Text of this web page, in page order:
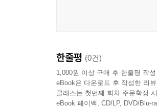
예배 의식의 구성과 내용은
교회는 그것들을 예배의 필
한줄평 (0건)
1,000원 이상 구매 후 한줄평 작성
eBook은 다운로드 후 작성한 리
클래스는 첫번째 회차 주문확정
eBook 페이백, CD/LP, DVD/Blu-